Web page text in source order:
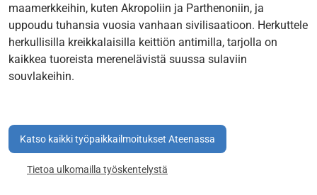
maamerkkeihin, kuten Akropoliin ja Parthenoniin, ja
uppoudu tuhansia vuosia vanhaan sivilisaatioon. Herkuttele
herkullisilla kreikkalaisilla keittiön antimilla, tarjolla on
kaikkea tuoreista merenelävistä suussa sulaviin
souvlakeihin.
Katso kaikki työpaikkailmoitukset Ateenassa
Tietoa ulkomailla työskentelystä